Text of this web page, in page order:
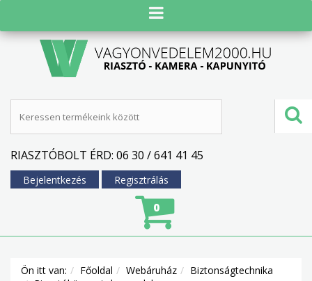
RIASZTÓBOLT ÉRD: 06 30 / 641 41 45
Bejelentkezés Regisztrálás
0
Ön itt van: Főoldal Webáruház
Biztonságtechnika